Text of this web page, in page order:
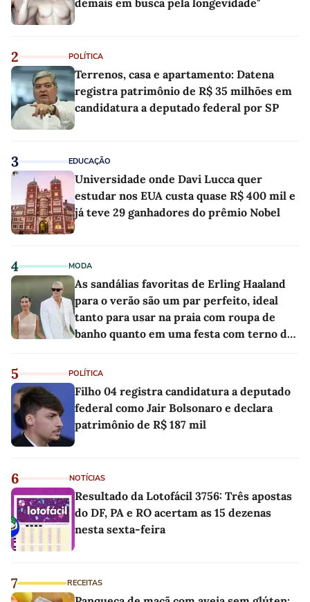
2 POLÍTICA
Terrenos, casa e apartamento: Datena
registra patrimônio de R$ 35 milhões em
candidatura a deputado federal por SP
3 EDUCAÇÃO
Universidade onde Davi Lucca quer
estudar nos EUA custa quase R$ 400 mil e
já teve 29 ganhadores do prêmio Nobel
4 MODA
As sandálias favoritas de Erling Haaland
para o verão são um par perfeito, ideal
tanto para usar na praia com roupa de
banho quanto em uma festa com terno de
5 POLÍTICA
Filho 04 registra candidatura a deputado
federal como Jair Bolsonaro e declara
patrimônio de R$ 187 mil
6 NOTÍCIAS
Resultado da Lotofácil 3756: Três apostas
do DF, PA e RO acertam as 15 dezenas
nesta sexta-feira
7 RECEITAS